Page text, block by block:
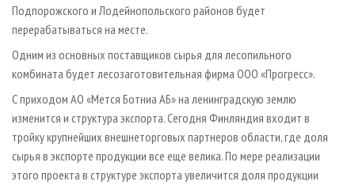
Подпорожского и Лодейнопольского районов будет
перерабатываться на месте.
Одним из основных поставщиков сырья для лесопильного
комбината будет лесозаготовительная фирма ООО «Прогресс».
С приходом АО «Мется Ботниа АБ» на ленинградскую землю
изменится и структура экспорта. Сегодня Финляндия входит в
тройку крупнейших внешнеторговых партнеров области, где доля
сырья в экспорте продукции все еще велика. По мере реализации
этого проекта в структуре экспорта увеличится доля продукции